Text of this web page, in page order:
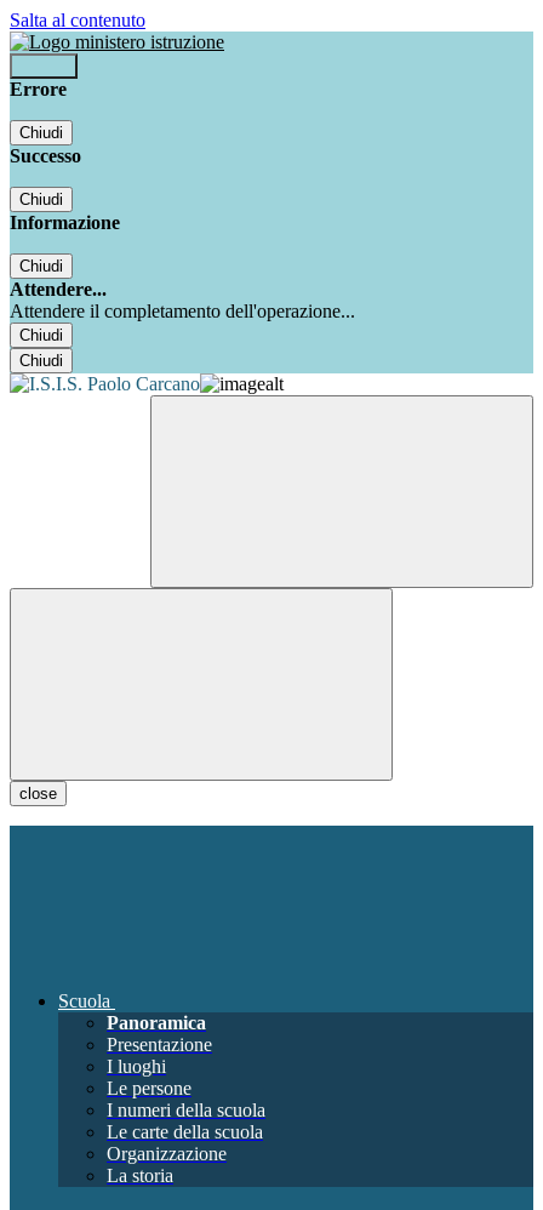
Salta al contenuto
Errore
Chiudi
Successo
Chiudi
Informazione
Chiudi
Attendere...
Attendere il completamento dell'operazione...
Chiudi
Chiudi
close
Scuola
Panoramica
Presentazione
I luoghi
Le persone
I numeri della scuola
Le carte della scuola
Organizzazione
La storia